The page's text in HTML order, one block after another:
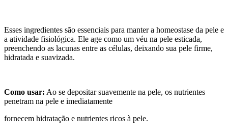
Esses ingredientes são essenciais para manter a homeostase da pele e
a atividade fisiológica. Ele age como um véu na pele esticada,
preenchendo as lacunas entre as células, deixando sua pele firme,
hidratada e suavizada.
Como usar: Ao se depositar suavemente na pele, os nutrientes
penetram na pele e imediatamente
fornecem hidratação e nutrientes ricos à pele.